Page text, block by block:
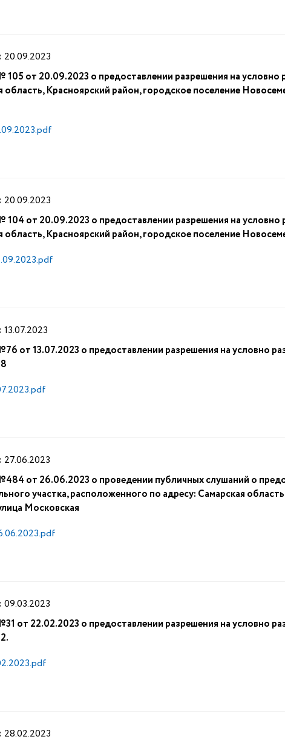
20.09.2023
от 20.09.2023 о предоставлении разрешения на
область, Красноярский район, городское поселение
20.09.2023
от 20.09.2023 о предоставлении разрешения на
область, Красноярский район, городское поселение
13.07.2023
от 13.07.2023 о предоставлении разрешения на условно
27.06.2023
от 26.06.2023 о проведении публичных слушаний о
участка, расположенного по адресу: Самарская
Московская
09.03.2023
от 22.02.2023 о предоставлении разрешения на условно
28.02.2023